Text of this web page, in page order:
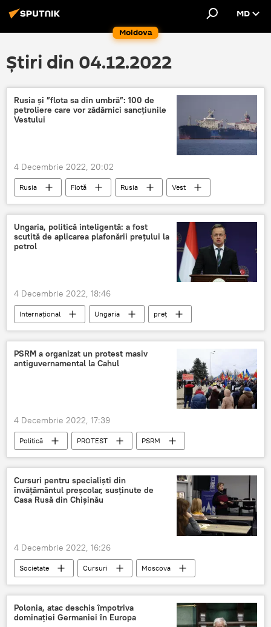
Moldova
MD
Știri din 04.12.2022
Rusia şi ”flota sa din umbră”: 100 de
petroliere care vor zădărnici sancțiunile
Vestului
4 Decembrie 2022, 20:02
Rusia Flotă Rusia Vest
​​Ungaria, politică inteligentă: a fost
scutită de aplicarea plafonării preţului la
petrol
4 Decembrie 2022, 18:46
Internațional Ungaria
preț
Petrol
PSRM a organizat un protest masiv
antiguvernamental la Cahul
4 Decembrie 2022, 17:39
Politică PROTEST PSRM
Cursuri pentru specialiști din
învățământul preșcolar, susținute de
Casa Rusă din Chișinău
4 Decembrie 2022, 16:26
Societate Cursuri
Moscova
Chișinău
Polonia, atac deschis împotriva
dominaţiei Germaniei în Europa